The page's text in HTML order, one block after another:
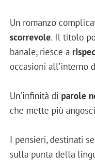
Un romanzo
scorrevole. Il titolo
banale, riesce a
occasioni all’interno
Un’infinità di parole
che mette più
I pensieri, destinati
sulla punta della